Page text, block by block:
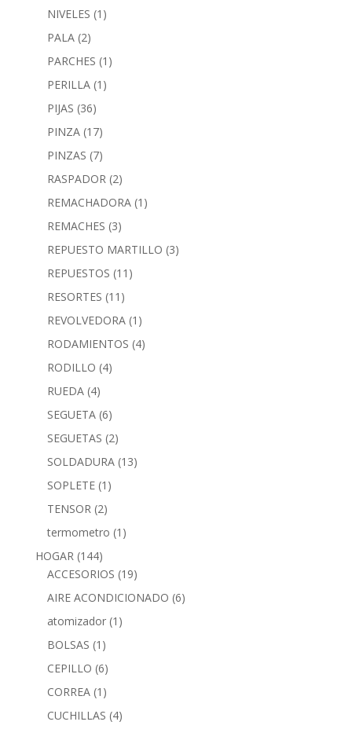
NIVELES (1)
PALA (2)
PARCHES (1)
PERILLA (1)
PIJAS (36)
PINZA (17)
PINZAS (7)
RASPADOR (2)
REMACHADORA (1)
REMACHES (3)
REPUESTO MARTILLO (3)
REPUESTOS (11)
RESORTES (11)
REVOLVEDORA (1)
RODAMIENTOS (4)
RODILLO (4)
RUEDA (4)
SEGUETA (6)
SEGUETAS (2)
SOLDADURA (13)
SOPLETE (1)
TENSOR (2)
termometro (1)
HOGAR (144)
ACCESORIOS (19)
AIRE ACONDICIONADO (6)
atomizador (1)
BOLSAS (1)
CEPILLO (6)
CORREA (1)
CUCHILLAS (4)